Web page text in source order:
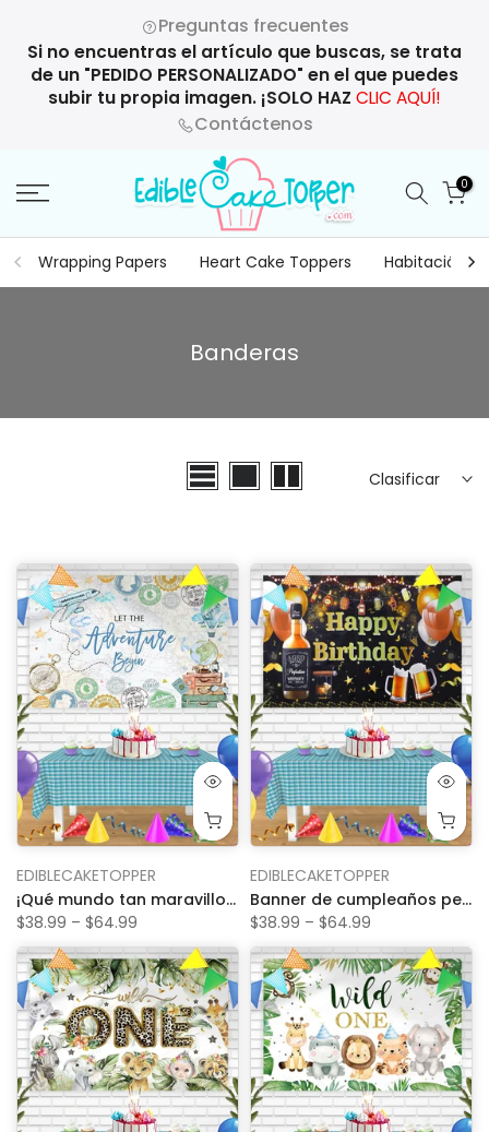
contenido
Preguntas frecuentes
Si no encuentras el artículo que buscas, se trata
de un "PEDIDO PERSONALIZADO" en el que puedes
subir tu propia imagen. ¡SOLO HAZ CLIC AQUÍ!
Contáctenos
0
Wrapping Papers Heart Cake Toppers Habitación
Banderas
Clasificar
EDIBLECAKETOPPER
¡Qué mundo tan maravilloso! Mapa del mundo de aviones, pancarta de viaje Bn para cumpleaños, fondo de fiesta personalizado, decoración
$38.99 – $64.99
EDIBLECAKETOPPER
Banner de cumpleaños personalizado con whisky añejado a la perfección, cerveza, cigarros, decoración de fondo para fiesta
$38.99 – $64.99